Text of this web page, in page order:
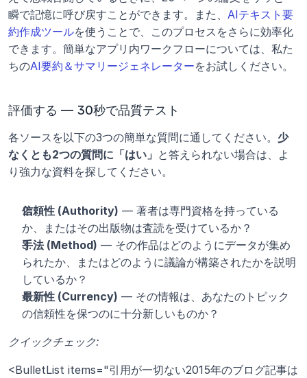
瞬で記憶に呼び戻すことができます。また、 AIテキスト要
約作成ツールを使うことで、このプロセスをさらに効率化
できます。簡単なアプリ内ワークフローについては、私た
ちのAI要約＆サマリージェネレーターをお試しください。
評価する — 30秒で品質テスト
各ソースを以下の3つの簡単な質問に通してください。 少
なくとも2つの質問に「はい」 と答えられない場合は、よ
り強力な資料を探してください。
信頼性 (Authority) — 著者は専門資格を持っている
か、またはその出版物は査読を受けているか？
手法 (Method) — その作品はどのようにデータが集め
られたか、またはどのように議論が構築されたかを説明
しているか？
最新性 (Currency) — その情報は、あなたのトピック
の信頼性を保つのに十分新しいものか？
クイックチェック:
<BulletList items="引用が一切ない2015年のブログ記事は